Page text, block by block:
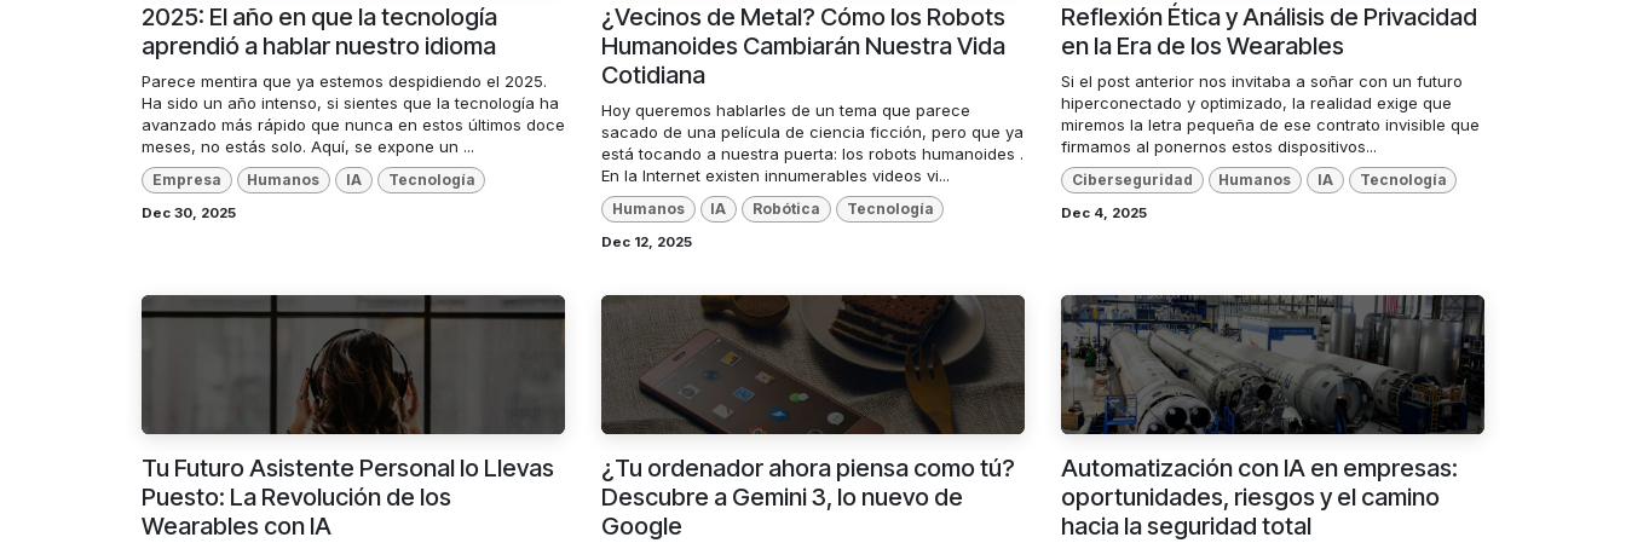
2025: El año en que la tecnología
aprendió a hablar nuestro idioma
Parece mentira que ya estemos despidiendo el 2025.
Ha sido un año intenso, si sientes que la tecnología ha
avanzado más rápido que nunca en estos últimos doce
meses, no estás solo. Aquí, se expone un ...
Empresa Humanos IA Tecnología
Dec 30, 2025
¿Vecinos de Metal? Cómo los Robots
Humanoides Cambiarán Nuestra Vida
Cotidiana
Hoy queremos hablarles de un tema que parece
sacado de una película de ciencia ficción, pero que ya
está tocando a nuestra puerta: los robots humanoides .
En la Internet existen innumerables videos vi...
Humanos IA Robótica Tecnología
Dec 12, 2025
Reflexión Ética y Análisis de Privacidad
en la Era de los Wearables
Si el post anterior nos invitaba a soñar con un futuro
hiperconectado y optimizado, la realidad exige que
miremos la letra pequeña de ese contrato invisible que
firmamos al ponernos estos dispositivos...
Ciberseguridad Humanos IA Tecnología
Dec 4, 2025
Tu Futuro Asistente Personal lo Llevas
Puesto: La Revolución de los
Wearables con IA
¿Tu ordenador ahora piensa como tú?
Descubre a Gemini 3, lo nuevo de
Google
Automatización con IA en empresas:
oportunidades, riesgos y el camino
hacia la seguridad total